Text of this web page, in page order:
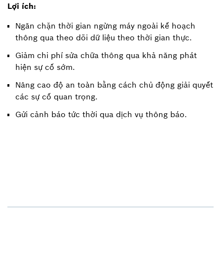
Lợi ích:
Ngăn chặn thời gian ngừng máy ngoài kế hoạch
thông qua theo dõi dữ liệu theo thời gian thực.
Giảm chi phí sửa chữa thông qua khả năng phát
hiện sự cố sớm.
Nâng cao độ an toàn bằng cách chủ động giải quyết
các sự cố quan trọng.
Gửi cảnh báo tức thời qua dịch vụ thông báo.